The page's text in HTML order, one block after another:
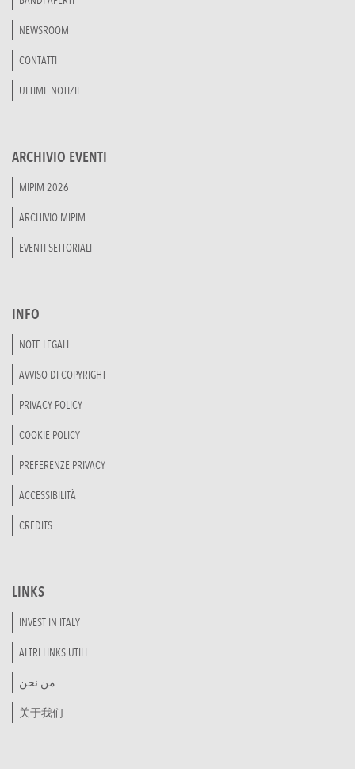
NEWSROOM
CONTATTI
ULTIME NOTIZIE
ARCHIVIO EVENTI
MIPIM 2026
ARCHIVIO MIPIM
EVENTI SETTORIALI
INFO
NOTE LEGALI
AVVISO DI COPYRIGHT
PRIVACY POLICY
COOKIE POLICY
PREFERENZE PRIVACY
ACCESSIBILITÀ
CREDITS
LINKS
INVEST IN ITALY
ALTRI LINKS UTILI
من نحن
关于我们